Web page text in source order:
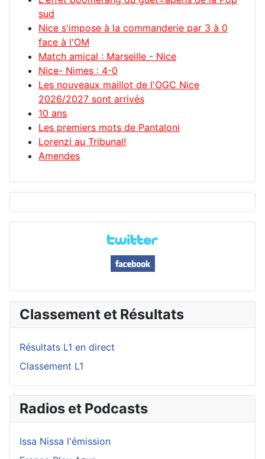
sud
Nice s'impose à la commanderie par 3 à 0
face à l'OM
Match amical : Marseille - Nice
Nice- Nimes : 4-0
Les nouveaux maillot de l'OGC Nice
2026/2027 sont arrivés
10 ans
Les premiers mots de Pantaloni
Lorenzi au Tribunal!
Amendes
Classement et Résultats
Résultats L1 en direct
Classement L1
Radios et Podcasts
Issa Nissa l'émission